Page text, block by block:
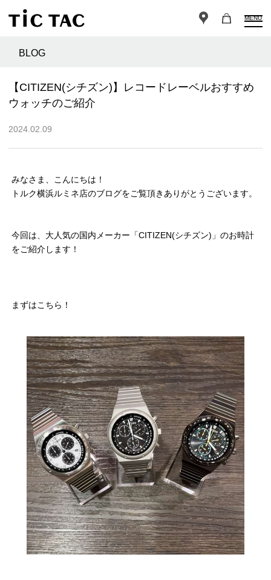
MENU
BLOG
【CITIZEN(シチズン)】レコードレーベルおすすめ
ウォッチのご紹介
2024.02.09
みなさま、こんにちは！
トルク横浜ルミネ店のブログをご覧頂きありがとうございます。
今回は、大人気の国内メーカー「CITIZEN(シチズン)」のお時計
をご紹介します！
まずはこちら！